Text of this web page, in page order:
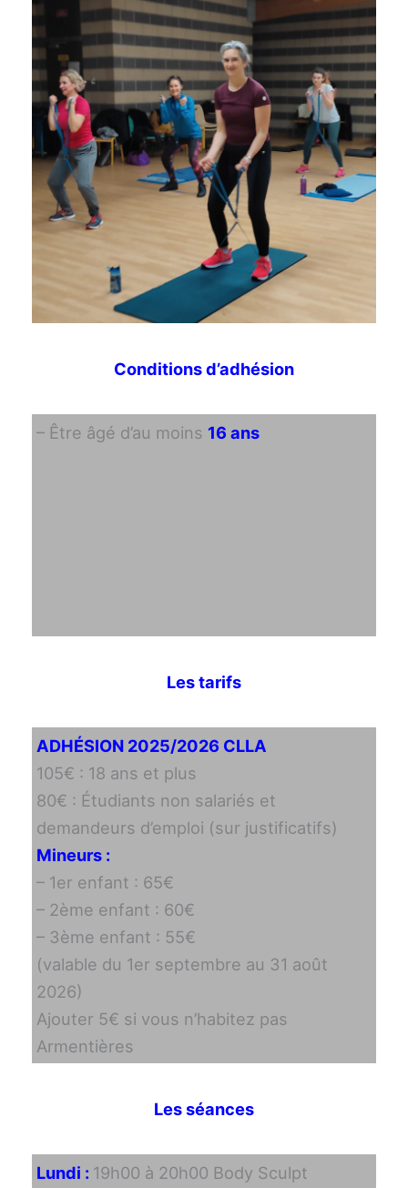
Conditions d’adhésion
– Être âgé d’au moins 16 ans
Les tarifs
ADHÉSION 2025/2026 CLLA
105€ : 18 ans et plus
80€ : Étudiants non salariés et
demandeurs d’emploi (sur justificatifs)
Mineurs :
– 1er enfant : 65€
– 2ème enfant : 60€
– 3ème enfant : 55€
(valable du 1er septembre au 31 août
2026)
Ajouter 5€ si vous n’habitez pas
Armentières
Les séances
Lundi : 19h00 à 20h00 Body Sculpt